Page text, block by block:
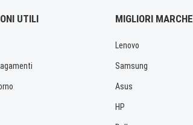
UTILI MIGLIORI MARCHE
Lenovo
Samsung
Asus
HP